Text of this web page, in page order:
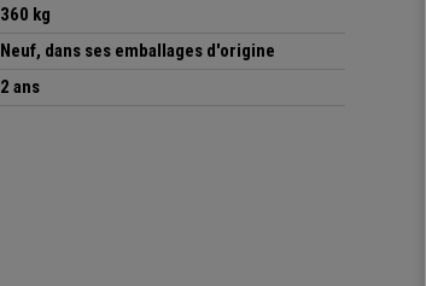
360 kg
Neuf, dans ses emballages d'origine
2 ans